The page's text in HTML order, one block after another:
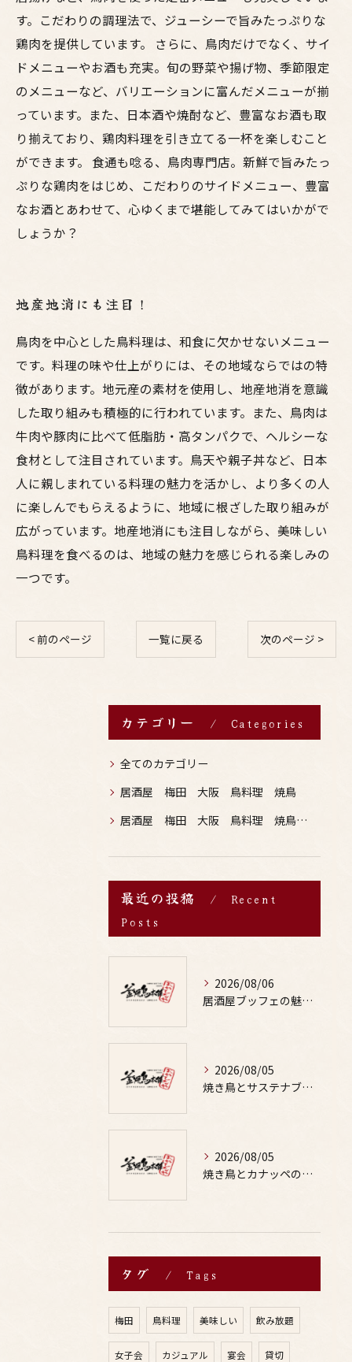
す。こだわりの調理法で、ジューシーで旨みたっぷりな
鶏肉を提供しています。 さらに、鳥肉だけでなく、サイ
ドメニューやお酒も充実。旬の野菜や揚げ物、季節限定
のメニューなど、バリエーションに富んだメニューが揃
っています。また、日本酒や焼酎など、豊富なお酒も取
り揃えており、鶏肉料理を引き立てる一杯を楽しむこと
ができます。 食通も唸る、鳥肉専門店。新鮮で旨みたっ
ぷりな鶏肉をはじめ、こだわりのサイドメニュー、豊富
なお酒とあわせて、心ゆくまで堪能してみてはいかがで
しょうか？
地産地消にも注目！
鳥肉を中心とした鳥料理は、和食に欠かせないメニュー
です。料理の味や仕上がりには、その地域ならではの特
徴があります。地元産の素材を使用し、地産地消を意識
した取り組みも積極的に行われています。また、鳥肉は
牛肉や豚肉に比べて低脂肪・高タンパクで、ヘルシーな
食材として注目されています。鳥天や親子丼など、日本
人に親しまれている料理の魅力を活かし、より多くの人
に楽しんでもらえるように、地域に根ざした取り組みが
広がっています。地産地消にも注目しながら、美味しい
鳥料理を食べるのは、地域の魅力を感じられる楽しみの
一つです。
< 前のページ 一覧に戻る 次のページ >
カテゴリー Categories
全てのカテゴリー
居酒屋 梅田 大阪 鳥料理 焼鳥
居酒屋 梅田 大阪 鳥料理 焼鳥 お酒
最近の投稿
Recent
Posts
2026/08/06
居酒屋ブッフェの魅力と鶏料理や焼鳥に合うお酒の楽しみ方ガイド
2026/08/05
焼き鳥とサステナブルな食文化を深掘りし安心して楽しむ新しいお酒体験
2026/08/05
焼き鳥とカナッペの組み合わせで手軽に彩るおもてなしレシピアイデア
タグ Tags
梅田 鳥料理 美味しい 飲み放題
女子会 カジュアル 宴会 貸切